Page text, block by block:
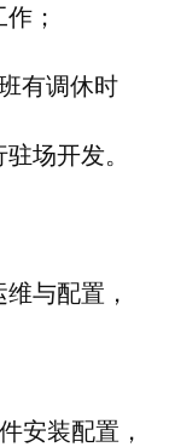
；
有调休时
场开发。
与配置，
安装配置，